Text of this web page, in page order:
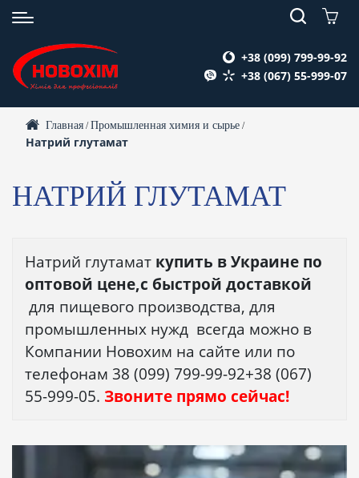
+38 (099) 799-99-92
+38 (067) 55-999-07
Главная /Промышленная химия и сырье /
Натрий глутамат
НАТРИЙ ГЛУТАМАТ
Натрий глутамат купить в Украине по
оптовой цене,с быстрой доставкой
для пищевого производства, для
промышленных нужд всегда можно в
Компании Новохим на сайте или по
телефонам 38 (099) 799-99-92+38 (067)
55-999-05. Звоните прямо сейчас!